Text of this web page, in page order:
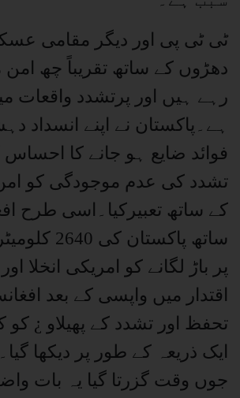
ٹی ٹی پی اور دیگر مقامی
دھڑوں کے ساتھ تقریباً چھ امن
رہے ہیں اور پرتشدد واقعات
ہے۔پاکستان نے اپنے انسداد
فوائد ضایع ہو جانے کا احساس
تشدد کی عدم موجودگی کو
کے ساتھ تعبیرکیا۔اسی طرح
ساتھ
پر باڑ لگانے کو امریکی انخلا
اقتدار میں واپسی کے بعد
تحفظ اور تشدد کے پھیلاو ¿ کو
ایک ذریعہ کے طور پر دیکھا
جوں وقت گزرتا گیا یہ بات